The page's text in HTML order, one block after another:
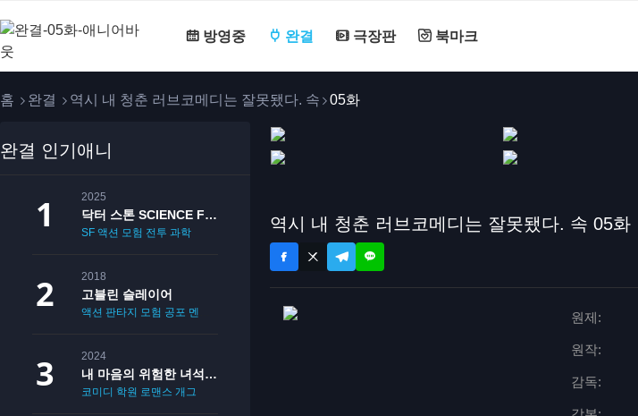
방영중 완결 극장판 북마크
홈 완결 역시 내 청춘 러브코메디는 잘못됐다. 속 05화
완결 인기애니
2025
닥터 스톤 SCIENCE FUTURE
SF 액션 모험 전투 과학
2018
고블린 슬레이어
액션 판타지 모험 공포 멘붕
2024
내 마음의 위험한 녀석 2기
코미디 학원 로맨스 개그
역시 내 청춘 러브코메디는 잘못됐다. 속 05화
원제:
원작:
감독: